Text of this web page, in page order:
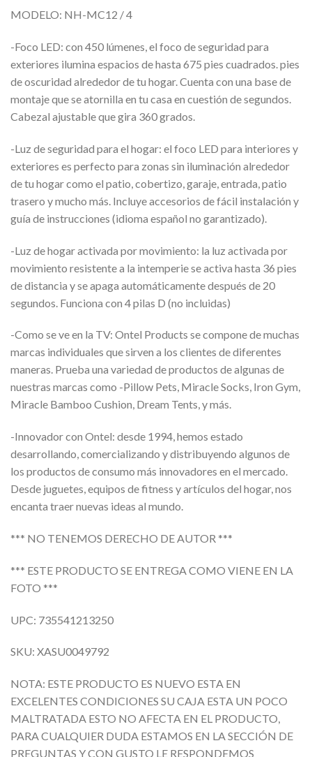
MODELO: NH-MC12 / 4
-Foco LED: con 450 lúmenes, el foco de seguridad para
exteriores ilumina espacios de hasta 675 pies cuadrados. pies
de oscuridad alrededor de tu hogar. Cuenta con una base de
montaje que se atornilla en tu casa en cuestión de segundos.
Cabezal ajustable que gira 360 grados.
-Luz de seguridad para el hogar: el foco LED para interiores y
exteriores es perfecto para zonas sin iluminación alrededor
de tu hogar como el patio, cobertizo, garaje, entrada, patio
trasero y mucho más. Incluye accesorios de fácil instalación y
guía de instrucciones (idioma español no garantizado).
-Luz de hogar activada por movimiento: la luz activada por
movimiento resistente a la intemperie se activa hasta 36 pies
de distancia y se apaga automáticamente después de 20
segundos. Funciona con 4 pilas D (no incluidas)
-Como se ve en la TV: Ontel Products se compone de muchas
marcas individuales que sirven a los clientes de diferentes
maneras. Prueba una variedad de productos de algunas de
nuestras marcas como -Pillow Pets, Miracle Socks, Iron Gym,
Miracle Bamboo Cushion, Dream Tents, y más.
-Innovador con Ontel: desde 1994, hemos estado
desarrollando, comercializando y distribuyendo algunos de
los productos de consumo más innovadores en el mercado.
Desde juguetes, equipos de fitness y artículos del hogar, nos
encanta traer nuevas ideas al mundo.
*** NO TENEMOS DERECHO DE AUTOR ***
*** ESTE PRODUCTO SE ENTREGA COMO VIENE EN LA
FOTO ***
UPC: 735541213250
SKU: XASU0049792
NOTA: ESTE PRODUCTO ES NUEVO ESTA EN
EXCELENTES CONDICIONES SU CAJA ESTA UN POCO
MALTRATADA ESTO NO AFECTA EN EL PRODUCTO,
PARA CUALQUIER DUDA ESTAMOS EN LA SECCIÓN DE
PREGUNTAS Y CON GUSTO LE RESPONDEMOS